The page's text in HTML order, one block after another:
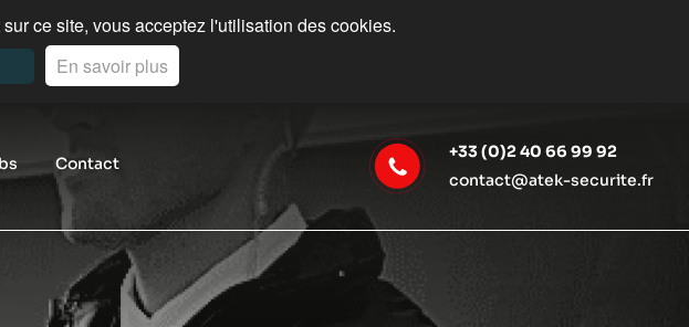
ce site, vous acceptez l'utilisation des cookies.
En savoir plus
Contact
+33 (0)2 40 66 99 92
contact@atek-securite.fr